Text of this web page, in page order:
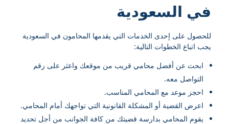
في السعودية
للحصول على إحدى الخدمات التي يقدمها المحامون في السعودية
يجب اتباع الخطوات التالية:
ابحث عن أفضل محامي قريب من موقعك واعثر على رقم
التواصل معه.
احجز موعد مع المحامي المناسب.
اعرض القضية أو المشكلة القانونية التي تواجهك أمام المحامي.
يقوم المحامي بدارسة قضيتك من كافة الجوانب من أجل تحديد